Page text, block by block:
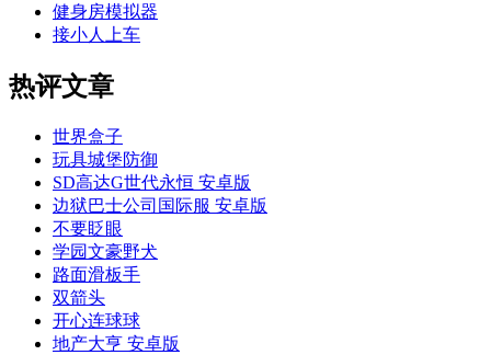
健身房模拟器
接小人上车
热评文章
世界盒子
玩具城堡防御
SD高达G世代永恒 安卓版
边狱巴士公司国际服 安卓版
不要眨眼
学园文豪野犬
路面滑板手
双箭头
开心连球球
地产大亨 安卓版